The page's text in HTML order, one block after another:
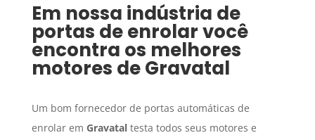
Em nossa indústria de
portas de enrolar você
encontra os melhores
motores deGravatal
Um bom fornecedor de portas automáticas de
enrolar em Gravataltesta todos seus motores e